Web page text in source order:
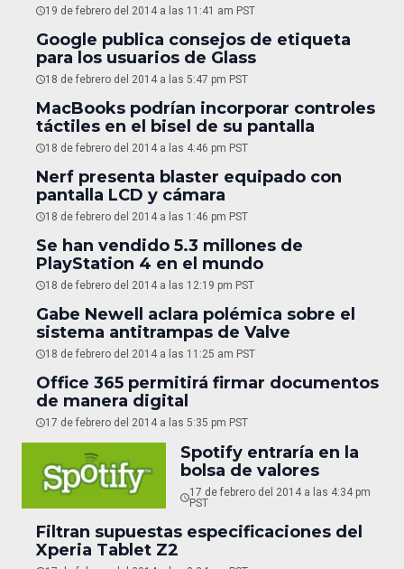
19 de febrero del 2014 a las 11:41 am PST
Google publica consejos de etiqueta
para los usuarios de Glass
18 de febrero del 2014 a las 5:47 pm PST
MacBooks podrían incorporar controles
táctiles en el bisel de su pantalla
18 de febrero del 2014 a las 4:46 pm PST
Nerf presenta blaster equipado con
pantalla LCD y cámara
18 de febrero del 2014 a las 1:46 pm PST
Se han vendido 5.3 millones de
PlayStation 4 en el mundo
18 de febrero del 2014 a las 12:19 pm PST
Gabe Newell aclara polémica sobre el
sistema antitrampas de Valve
18 de febrero del 2014 a las 11:25 am PST
Office 365 permitirá firmar documentos
de manera digital
17 de febrero del 2014 a las 5:35 pm PST
Spotify entraría en la
bolsa de valores
17 de febrero del 2014 a las 4:34 pm
PST
Filtran supuestas especificaciones del
Xperia Tablet Z2